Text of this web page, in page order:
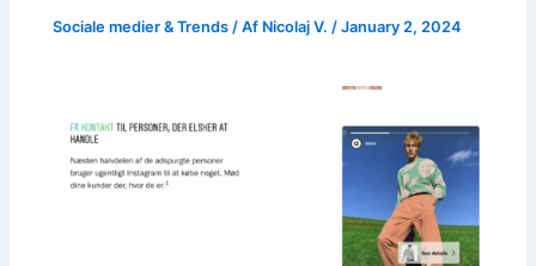
Sociale medier & Trends / Af Nicolaj V. /January 2, 2024